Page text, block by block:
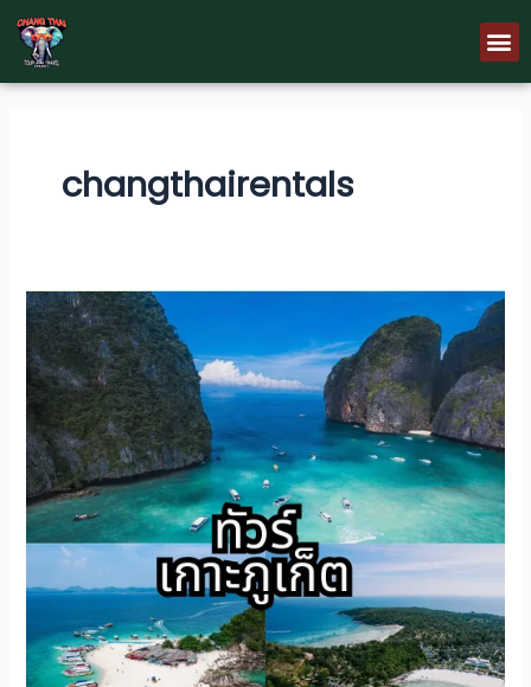
Skip
content
changthairentals
ทัวร์
เกาะ
ภูเก็ต
เรา
บริการ
ตัว
เลือก
ที่
หลาก
หลาย
ให้
กับ
คุณ
Post
pagination